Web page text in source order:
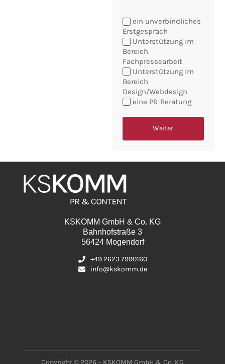
Sie
möchten:
ein unverbindliches
Erstgespräch
Unterstützung im
Bereich
Fachpressearbeit
Unterstützung im
Bereich
Design/Webdesign
eine PR-Beratung
Weiter
KSKOMM GmbH & Co. KG
Bahnhofstraße 3
56424 Mogendorf
+49 2623 7990160
info@kskomm.de
Copyright © 2026 – KSKOMM GmbH & Co. KG